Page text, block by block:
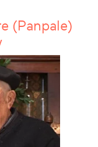
(Panpale)